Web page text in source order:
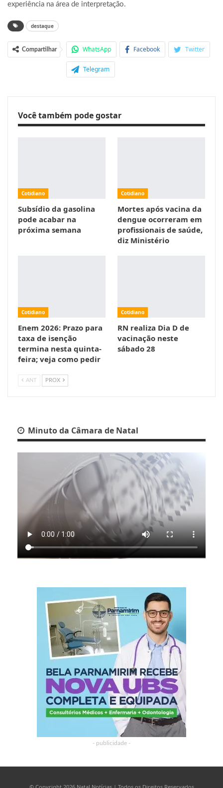
experiência na área de interpretação.
destaque
Compartilhar WhatsApp Facebook Twitter
Telegram
Você também pode gostar
Cotidiano
Subsídio da gasolina
pode acabar na
próxima semana
Cotidiano
Mortes após vacina da
dengue ocorreram em
profissionais de saúde,
diz Ministério
Cotidiano
Enem 2026: Prazo para
taxa de isenção
termina nesta quinta-
feira; veja como pedir
Cotidiano
RN realiza Dia D de
vacinação neste
sábado 28
ANT PROX
Minuto da Câmara de Natal
- publicidade -